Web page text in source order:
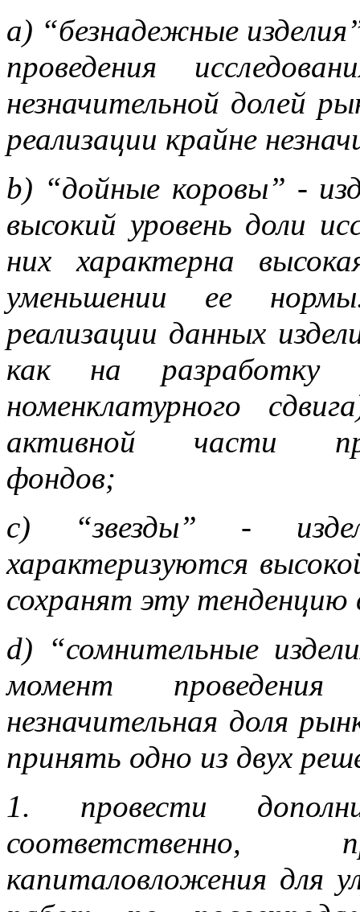
a) “безнадежные
проведения
незначительной долей
реализации крайне
b) “дойные коровы” -
высокий уровень доли
них характерна
уменьшении ее
реализации данных
как на разработку
номенклатурного
активной части
фондов;
c) “звезды” -
характеризуются
сохранят эту тенденцию
d) “сомнительные
момент проведения
незначительная доля
принять одно из двух
1. провести
соответственно,
капиталовложения для